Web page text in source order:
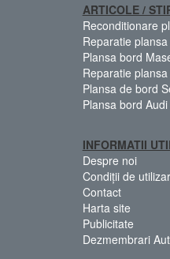
ARTICOLE /
Reconditionare
Reparatie
Plansa bord
Reparatie
Plansa de bord
Plansa bord
INFORMATII
Despre noi
Condiții de
Contact
Harta site
Publicitate
Dezmembrari